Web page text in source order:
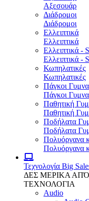
Αξεσουάρ
Διάδρομοι
Διάδρομοι
Ελλειπτικά
Ελλειπτικά
Ελλειπτικά -
Ελλειπτικά -
Κωπηλατικές
Κωπηλατικές
Πάγκοι
Πάγκοι
Παθητική
Παθητική
Ποδήλατα
Ποδήλατα
Πολυόργανα
Πολυόργανα
Τεχνολογία Big
ΔΕΣ ΜΕΡΙΚΑ
ΤΕΧΝΟΛΟΓΙΑ
Audio